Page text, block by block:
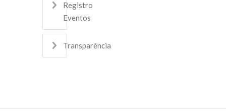
Registro
Eventos
Transparência